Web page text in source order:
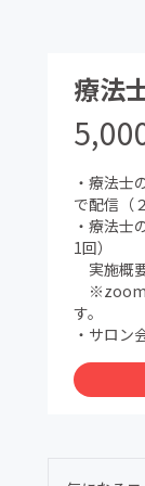
療法
・療法士
で配信（
・療法士
1回）
実施概
※zoom(
す。
・サロン